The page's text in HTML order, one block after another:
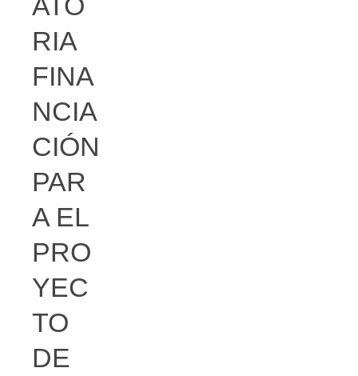
RIA
FINA
NCIA
CIÓN
PAR
A EL
PRO
YEC
TO
DE